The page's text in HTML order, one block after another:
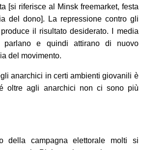
[si riferisce al Minsk freemarket, festa
del dono]. La repressione contro gli
il risultato desiderato. I media
parlano e quindi attirano di nuovo
del movimento.
anarchici in certi ambienti giovanili è
oltre agli anarchici non ci sono più
della campagna elettorale molti si